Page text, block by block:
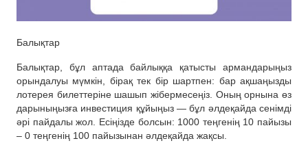
Балықтар
Балықтар, бұл аптада байлыққа қатысты армандарыңыз
орындалуы мүмкін, бірақ тек бір шартпен: бар ақшаңызды
лотерея билеттеріне шашып жібермесеңіз. Оның орнына өз
дарыныңызға инвестиция құйыңыз — бұл әлдеқайда сенімді
әрі пайдалы жол. Есіңізде болсын: 1000 теңгенің 10 пайызы
– 0 теңгенің 100 пайызынан әлдеқайда жақсы.